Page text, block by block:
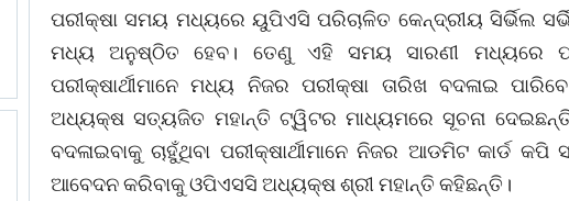
ପରୀକ୍ଷା ସମୟ ମଧ୍ୟରେ ୟୁପିଏସି ପରିଚାଳିତ କେନ୍ଦ୍ରୀୟ ସିର୍ଭିଲ
ମଧ୍ୟ ଅନୁଷ୍ଠିତ ହେବ। ତେଣୁ ଏହି ସମୟ ସାରଣୀ ମଧ୍ୟରେ
ପରୀକ୍ଷାର୍ଥୀମାନେ ମଧ୍ୟ ନିଜର ପରୀକ୍ଷା ତାରିଖ ବଦଳାଇ
ଅଧ୍ୟକ୍ଷ ସତ୍ୟଜିତ ମହାନ୍ତି ଟ୍ୱିଟର ମାଧ୍ୟମରେ ସୂଚନା
ବଦଳାଇବାକୁ ଚାହୁଁଥିବା ପରୀକ୍ଷାର୍ଥୀମାନେ ନିଜର ଆଡମିଟ କାର୍ଡ
ଆବେଦନ କରିବାକୁ ଓପିଏସସି ଅଧ୍ୟକ୍ଷ ଶ୍ରୀ ମହାନ୍ତି କହିଛନ୍ତି।